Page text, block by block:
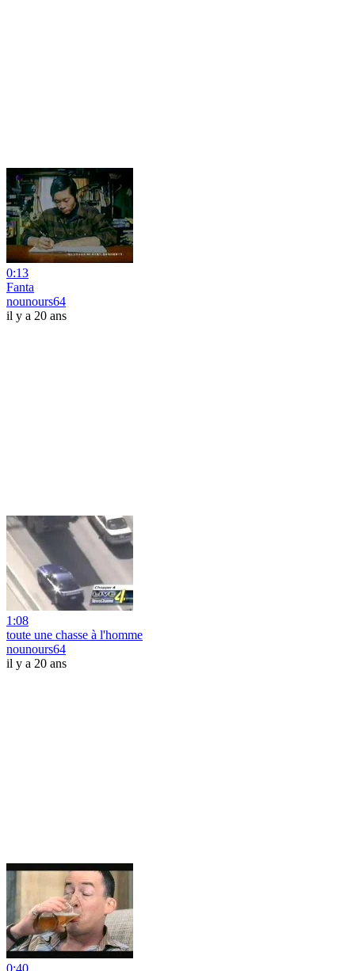
0:13
Fanta
nounours64
il y a 20 ans
1:08
toute une chasse à l'homme
nounours64
il y a 20 ans